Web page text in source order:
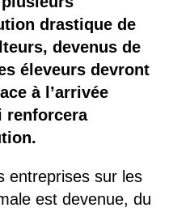
drastique de
devenus de
éleveurs devront
à l’arrivée
renforcera
entreprises sur les
est devenue, du